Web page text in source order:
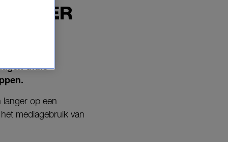
MEER
thuis
langer op een
mediagebruik van